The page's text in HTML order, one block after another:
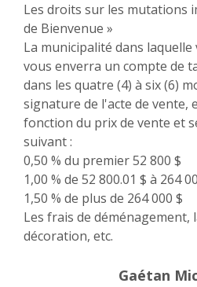
Les droits sur les mutations
de Bienvenue »
La municipalité dans
vous enverra un compte de
dans les quatre (4) à six (6)
signature de l'acte de vente,
fonction du prix de vente et
suivant :
0,50 % du premier 52 800 $
1,00 % de 52 800.01 $ à 264
1,50 % de plus de 264 000 $
Les frais de déménagement,
décoration, etc.
Gaétan